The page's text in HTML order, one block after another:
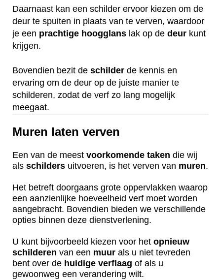
Daarnaast kan een schilder ervoor kiezen om de
deur te spuiten in plaats van te verven, waardoor
je een prachtige hoogglans lak op de deur kunt
krijgen.
Bovendien bezit de schilder de kennis en
ervaring om de deur op de juiste manier te
schilderen, zodat de verf zo lang mogelijk
meegaat.
Muren laten verven
Een van de meest voorkomende taken die wij
als schilders uitvoeren, is het verven van muren.
Het betreft doorgaans grote oppervlakken waarop
een aanzienlijke hoeveelheid verf moet worden
aangebracht. Bovendien bieden we verschillende
opties binnen deze dienstverlening.
U kunt bijvoorbeeld kiezen voor het opnieuw
schilderen van een muur als u niet tevreden
bent over de huidige verflaag of als u
gewoonweg een verandering wilt.